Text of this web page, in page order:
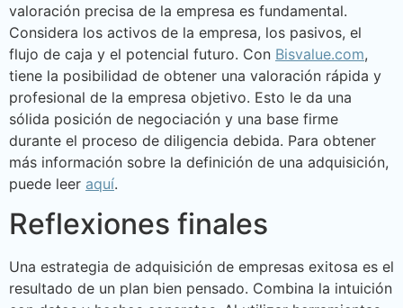
valoración precisa de la empresa es fundamental.
Considera los activos de la empresa, los pasivos, el
flujo de caja y el potencial futuro. Con Bisvalue.com,
tiene la posibilidad de obtener una valoración rápida y
profesional de la empresa objetivo. Esto le da una
sólida posición de negociación y una base firme
durante el proceso de diligencia debida. Para obtener
más información sobre la definición de una adquisición,
puede leer aquí.
Reflexiones finales
Una estrategia de adquisición de empresas exitosa es el
resultado de un plan bien pensado. Combina la intuición